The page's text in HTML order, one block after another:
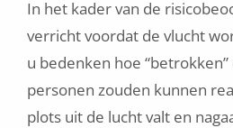
In het kader van de
verricht voordat de vlucht
u bedenken hoe
personen zouden kunnen
plots uit de lucht valt en